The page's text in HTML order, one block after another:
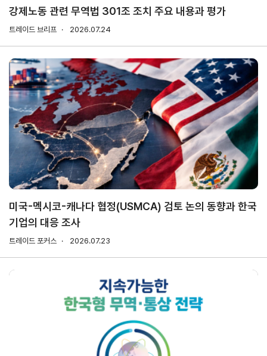
연구원
소개
소부장산업
공급망센터
통상뉴스
수입규제
국내통계
해외통계
IMF
세계통계
FAQ
지원·사업
KITA
발급
수출역
AI
빅데이
터
맞춤분
trade
입점
강제노동 관련 무역법 301조 조치 주요 내용과 평가
트레이드 브리프 2026.07.24
미국-멕시코-캐나다 협정(USMCA) 검토 논의 동향과 한국
기업의 대응 조사
트레이드 포커스 2026.07.23